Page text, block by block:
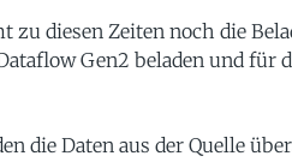
zu diesen Zeiten noch die
Gen2 beladen und für
die Daten aus der Quelle